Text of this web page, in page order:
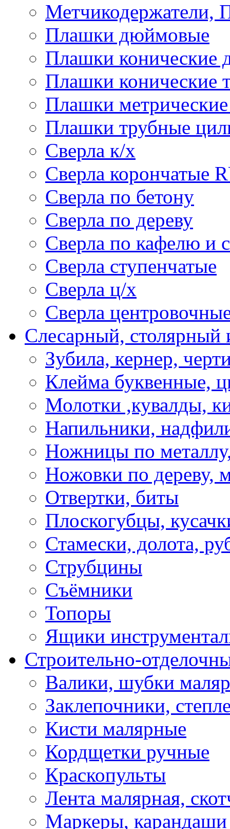
Метчикодержатели,
Плашки дюймовые
Плашки
Плашки конические
Плашки
Плашки трубные
Сверла к/х
Сверла корончатые
Сверла по бетону
Сверла по дереву
Сверла по кафелю и
Сверла ступенчатые
Сверла ц/х
Сверла
Слесарный, столярный
Зубила, кернер,
Клейма буквенные,
Молотки ,кувалды,
Напильники,
Ножницы по
Ножовки по дереву,
Отвертки, биты
Плоскогубцы,
Стамески, долота,
Струбцины
Съёмники
Топоры
Ящики
Строительно-
Валики, шубки
Заклепочники,
Кисти малярные
Кордщетки ручные
Краскопульты
Лента малярная,
Маркеры, карандаши